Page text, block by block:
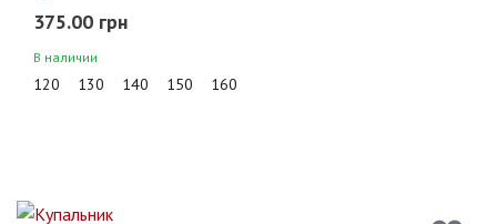
375.00 грн
В наличии
120 130 140 150 160